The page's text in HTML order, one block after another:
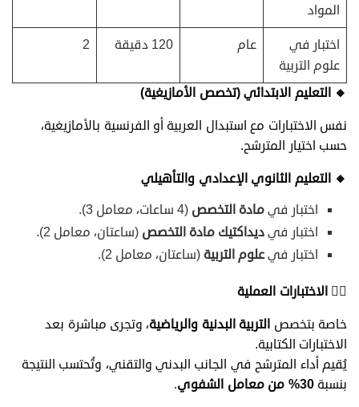
المواد
اختبار في
علوم التربية
عام 120 دقيقة 2
🔸 التعليم الابتدائي (تخصص الأمازيغية)
نفس الاختبارات مع استبدال العربية أو الفرنسية بالأمازيغية،
حسب اختيار المترشح.
🔸 التعليم الثانوي الإعدادي والتأهيلي
اختبار فيمادة التخصص (4 ساعات، معامل 3).
اختبار فيديداكتيك مادة التخصص (ساعتان، معامل 2).
اختبار فيعلوم التربية (ساعتان، معامل 2).
🏃
️الاختبارات العملية
خاصة بتخصص التربية البدنية والرياضية، وتجرى مباشرة بعد
الاختبارات الكتابية.
يُقيم أداء المترشح في الجانب البدني والتقني، وتُحتسب النتيجة
بنسبة30% من معامل الشفوي.